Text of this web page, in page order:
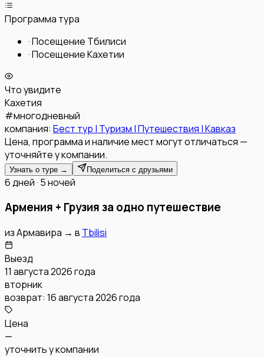
Программа тура
·Посещение Тбилиси
·Посещение Кахетии
Что увидите
Кахетия
#многодневный
компания: Бест тур | Туризм | Путешествия | Кавказ
Цена, программа и наличие мест могут отличаться —
уточняйте у компании.
Узнать о туре → Поделиться с друзьями
6 дней · 5 ночей
Армения + Грузия за одно путешествие
изАрмавира → в Tbilisi
Выезд
11 августа 2026 года
вторник
возврат: 16 августа 2026 года
Цена
—
уточнить у компании